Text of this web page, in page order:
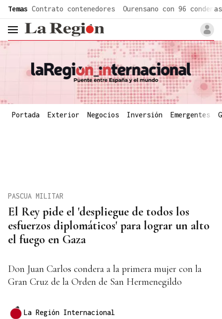
Temas Contrato contenedores Ourensano con 96 condenas
header.menu.open
Portada Exterior Negocios Inversión Emergentes
El Rey pide el 'despliegue de todos los
esfuerzos diplomáticos' para lograr un alto
el fuego en Gaza
PASCUA MILITAR
Don Juan Carlos condera a la primera mujer con la
Gran Cruz de la Orden de San Hermenegildo
La Región Internacional